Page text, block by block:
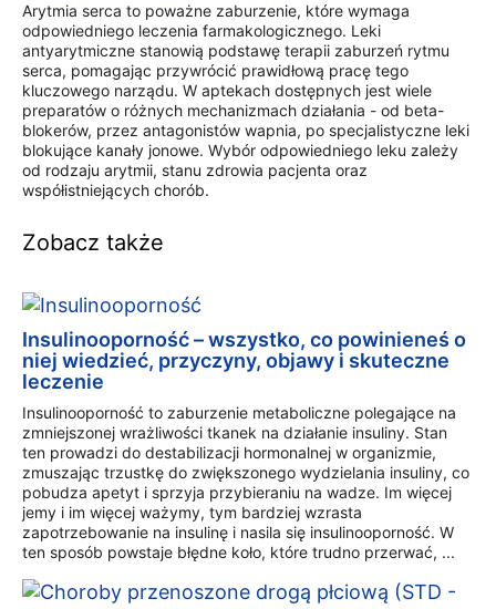
Arytmia serca to poważne zaburzenie, które wymaga
odpowiedniego leczenia farmakologicznego. Leki
antyarytmiczne stanowią podstawę terapii zaburzeń rytmu
serca, pomagając przywrócić prawidłową pracę tego
kluczowego narządu. W aptekach dostępnych jest wiele
preparatów o różnych mechanizmach działania - od beta-
blokerów, przez antagonistów wapnia, po specjalistyczne leki
blokujące kanały jonowe. Wybór odpowiedniego leku zależy
od rodzaju arytmii, stanu zdrowia pacjenta oraz
współistniejących chorób.
Zobacz także
Insulinooporność – wszystko, co powinieneś o
niej wiedzieć, przyczyny, objawy i skuteczne
leczenie
Insulinooporność to zaburzenie metaboliczne polegające na
zmniejszonej wrażliwości tkanek na działanie insuliny. Stan
ten prowadzi do destabilizacji hormonalnej w organizmie,
zmuszając trzustkę do zwiększonego wydzielania insuliny, co
pobudza apetyt i sprzyja przybieraniu na wadze. Im więcej
jemy i im więcej ważymy, tym bardziej wzrasta
zapotrzebowanie na insulinę i nasila się insulinooporność. W
ten sposób powstaje błędne koło, które trudno przerwać, ...